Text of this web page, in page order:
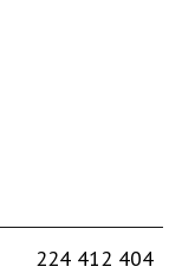
224 412 404